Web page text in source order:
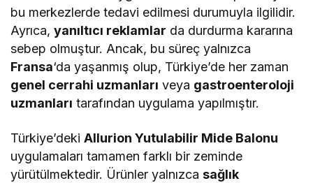
bu merkezlerde tedavi edilmesi durumuyla ilgilidir.
Ayrıca,yanıltıcı reklamlar da durdurma kararına
sebep olmuştur. Ancak, bu süreç yalnızca
Fransa‘da yaşanmış olup, Türkiye’de her zaman
genel cerrahi uzmanları veya gastroenteroloji
uzmanları tarafından uygulama yapılmıştır.
Türkiye’dekiAllurion Yutulabilir Mide Balonu
uygulamaları tamamen farklı bir zeminde
yürütülmektedir. Ürünler yalnızcasağlık